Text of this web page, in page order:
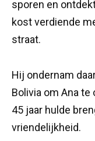
sporen en
kost verdiende
straat.
Hij ondernam
Bolivia om Ana
45 jaar hulde
vriendelijkheid.